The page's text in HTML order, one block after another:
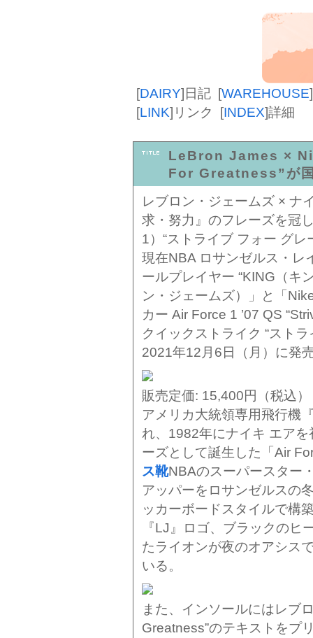
[DAIRY]日記 [WAREHOUSE]
[LINK] リンク [INDEX]詳細
LeBron James ×
For Greatness”が
レブロン・ジェームズ × ナ
求・努力』のフレーズを冠
1）“ストライブ フォー グ
現在NBA ロサンゼルス・レ
ールプレイヤー “KING（キ
ン・ジェームズ）」と「
カー Air Force 1 ’07 QS
クイックストライク “スト
2021年12月6日（月）に発
販売定価: 15,400円（税込）
アメリカ大統領専用飛行機
れ、1982年にナイキ エア
ーズとして誕生した「Air
ス靴NBAのスーパースター
アッパーをロサンゼルスの
ッカーボードスタイルで構
『LJ』ロゴ、ブラックの
たライオンが夜のオアシス
いる。
また、インソールにはレブ
Greatness”のテキストをプ